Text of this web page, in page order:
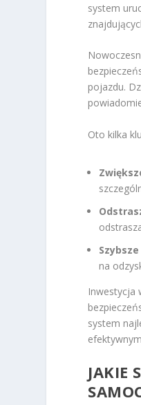
system
pojazdu.
Oto kilka
na
Inwestycja
system
JAKIE